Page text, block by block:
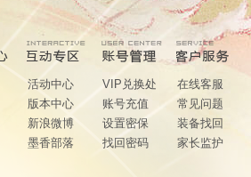
活动中心
版本中心
新浪微博
墨香部落
VIP兑换处
账号充值
设置密保
找回密码
在线客服
常见问题
装备找回
家长监护